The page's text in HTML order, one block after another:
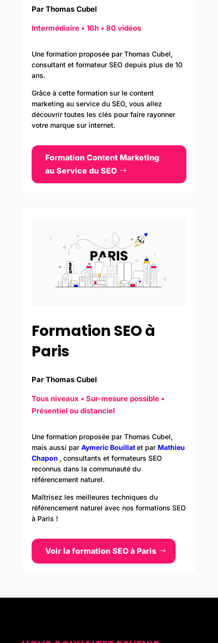
Par Thomas Cubel
Intermédiaire • 16h • 80 vidéos
Une formation proposée parThomas Cubel,
consultant et formateur SEO depuis plus de 10
ans.
Grâce à cette formation sur le content
marketing au service du SEO, vous allez
découvrir toutes les clés pour faire rayonner
votre marque sur internet.
Formation Content Marketing
au Service du SEO
Formation SEO à
Paris
Par Thomas Cubel
Tous niveaux • Sur-mesure possible •
Présentiel ou distanciel
Une formation proposée par Thomas Cubel,
mais aussi par Aymeric Bouillatet par Mathieu
Chapon , consultants et formateurs SEO
reconnus dans la communauté du
référencement naturel.
Maîtrisez les meilleures techniques du
référencement naturel avec nos formations SEO
à Paris !
Voir la formation SEO à Paris